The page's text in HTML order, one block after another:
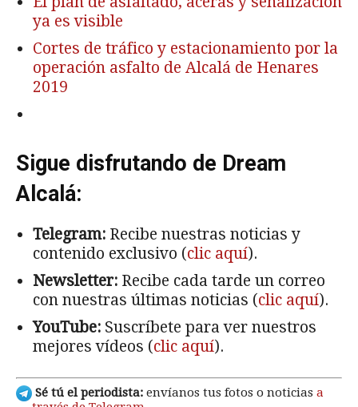
ya es visible
Cortes de tráfico y estacionamiento por la
operación asfalto de Alcalá de Henares
2019
Sigue disfrutando de Dream
Alcalá:
Telegram: Recibe nuestras noticias y
contenido exclusivo (clic aquí).
Newsletter: Recibe cada tarde un correo
con nuestras últimas noticias (clic aquí).
YouTube: Suscríbete para ver nuestros
mejores vídeos (clic aquí).
Sé tú el periodista: envíanos tus fotos o noticias a